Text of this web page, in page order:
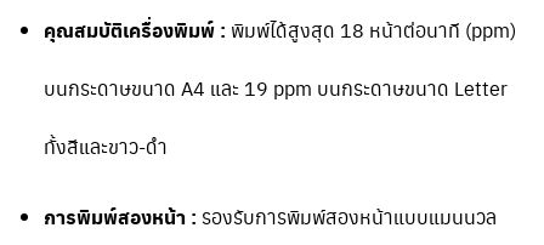
คุณสมบัติเครื่องพิมพ์ : พิมพ์ได้สูงสุด 18 หน้าต่อนาที (ppm)
บนกระดาษขนาด A4 และ 19 ppm บนกระดาษขนาด Letter
ทั้งสีและขาว-ดำ
การพิมพ์สองหน้า : รองรับการพิมพ์สองหน้าแบบแมนนวล